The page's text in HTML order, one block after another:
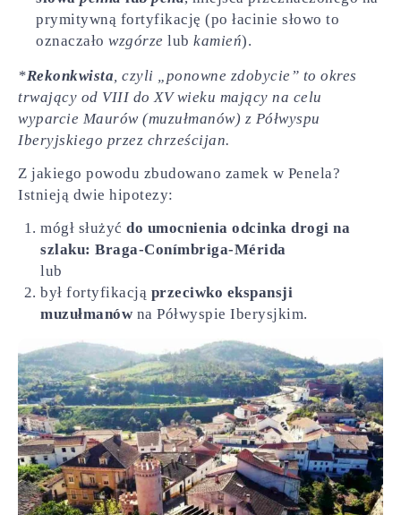
prymitywną fortyfikację (po łacinie słowo to
oznaczało wzgórze lub kamień).
*Rekonkwista, czyli „ponowne zdobycie” to okres
trwający od VIII do XV wieku mający na celu
wyparcie Maurów (muzułmanów) z Półwyspu
Iberyjskiego przez chrześcijan.
Z jakiego powodu zbudowano zamek w Penela?
Istnieją dwie hipotezy:
mógł służyć do umocnienia odcinka drogi na
szlaku: Braga-Conímbriga-Mérida
lub
był fortyfikacją przeciwko ekspansji
muzułmanów na Półwyspie Iberysjkim.